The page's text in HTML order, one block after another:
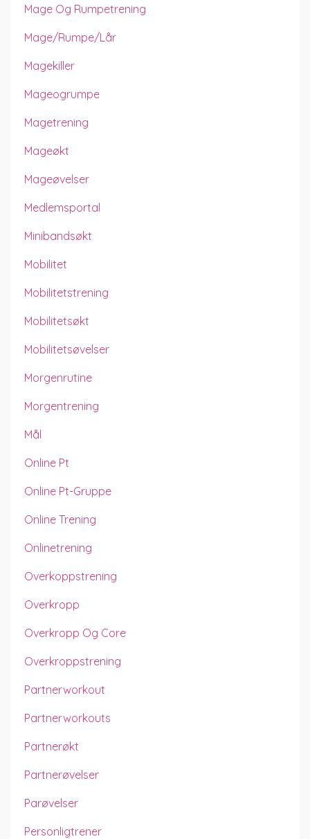
Mage Og Rumpetrening
Mage/rumpe/lår
Magekiller
Mageogrumpe
Magetrening
Mageøkt
Mageøvelser
Medlemsportal
Minibandsøkt
Mobilitet
Mobilitetstrening
Mobilitetsøkt
Mobilitetsøvelser
Morgenrutine
Morgentrening
Mål
Online Pt
Online Pt-Gruppe
Online Trening
Onlinetrening
Overkoppstrening
Overkropp
Overkropp Og Core
Overkroppstrening
Partnerworkout
Partnerworkouts
Partnerøkt
Partnerøvelser
Parøvelser
Personligtrener